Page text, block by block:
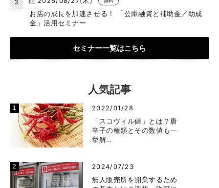
お店の成長を加速させる！ 「公庫融資と補助金／助成
金」活用セミナー
セミナー一覧はこちら
人気記事
2022/01/28
「スコヴィル値」とは？唐
辛子の種類とその数値も一
挙解…
2024/07/23
無人販売所を開業するため